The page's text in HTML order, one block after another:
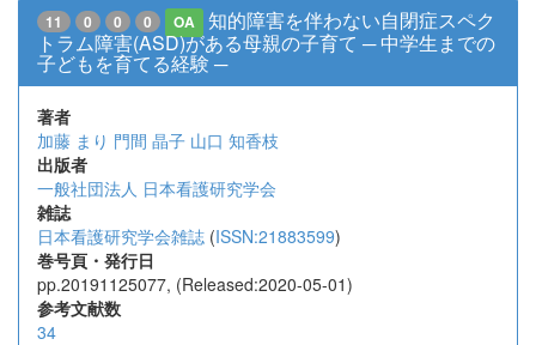
11 0 0 0 OA
知的障害を伴わない自閉症スペク
トラム障害(ASD)がある母親の子育て ─ 中学生までの
子どもを育てる経験 ─
著者
加藤 まり 門間 晶子 山口 知香枝
出版者
一般社団法人 日本看護研究学会
雑誌
日本看護研究学会雑誌 (ISSN:21883599)
巻号頁・発行日
pp.20191125077, (Released:2020-05-01)
参考文献数
34